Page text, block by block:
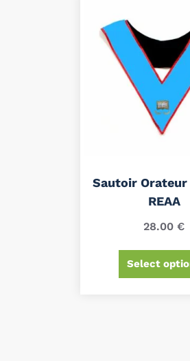
Sautoir
REAA
28.00€
Select